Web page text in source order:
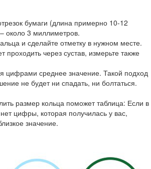
бумаги (длина примерно 10-12
около 3 миллиметров.
и сделайте отметку в нужном месте.
проходить через сустав, измерьте также
цифрами среднее значение. Такой подход
не будет ни спадать, ни болтаться.
размер кольца поможет таблица: Если в
цифры, которая получилась у вас,
значение.